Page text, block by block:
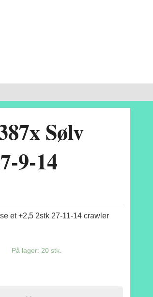
Sølv
9-14
et +2,5 2stk 27-11-14 crawler
På lager: 20 stk.